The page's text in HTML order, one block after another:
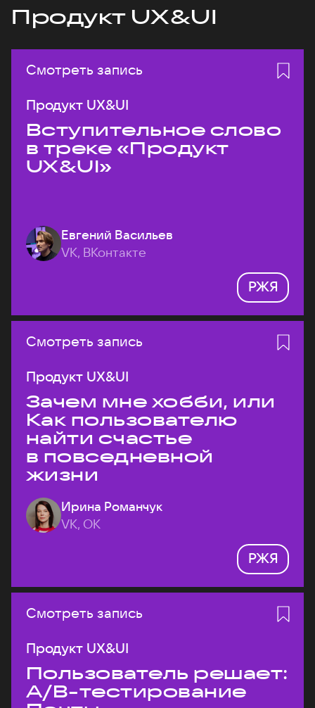
Продукт UX&UI
Смотреть запись
Продукт UX&UI
Вступительное слово
в треке «Продукт
UX&UI»
Евгений Васильев
VK, ВКонтакте
РЖЯ
Смотреть запись
Продукт UX&UI
Зачем мне хобби, или
Как пользователю
найти счастье
в повседневной
жизни
Ирина Романчук
VK, ОК
РЖЯ
Смотреть запись
Продукт UX&UI
Пользователь решает:
A/B-тестирование